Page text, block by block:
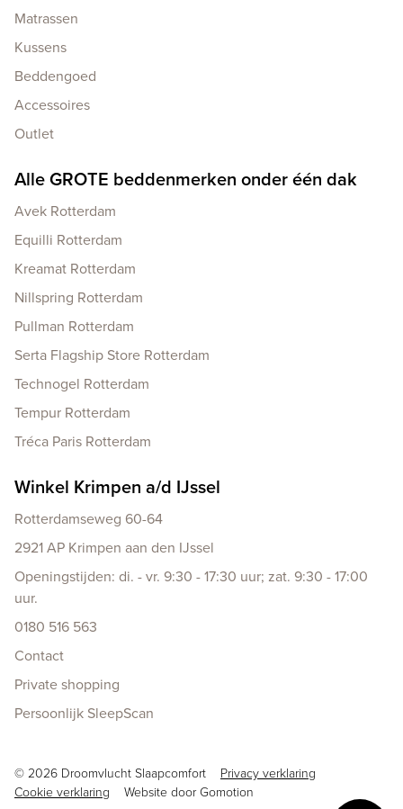
Matrassen
Kussens
Beddengoed
Accessoires
Outlet
Alle GROTE beddenmerken onder één dak
Avek Rotterdam
Equilli Rotterdam
Kreamat Rotterdam
Nillspring Rotterdam
Pullman Rotterdam
Serta Flagship Store Rotterdam
Technogel Rotterdam
Tempur Rotterdam
Tréca Paris Rotterdam
Winkel Krimpen a/d IJssel
Rotterdamseweg 60-64
2921 AP Krimpen aan den IJssel
Openingstijden: di. - vr. 9:30 - 17:30 uur; zat. 9:30 - 17:00
uur.
0180 516 563
Contact
Private shopping
Persoonlijk SleepScan
Copyright navigation
© 2026 Droomvlucht Slaapcomfort
Privacy verklaring
Cookie verklaring
Website doorGomotion